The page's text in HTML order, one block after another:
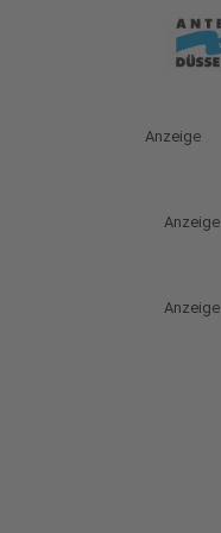
Anzeige
Anzeige
Anzeige